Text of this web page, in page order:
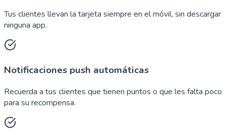
Tus clientes llevan la tarjeta siempre en el móvil, sin descargar
ninguna app.
Notificaciones push automáticas
Recuerda a tus clientes que tienen puntos o que les falta poco
para su recompensa.